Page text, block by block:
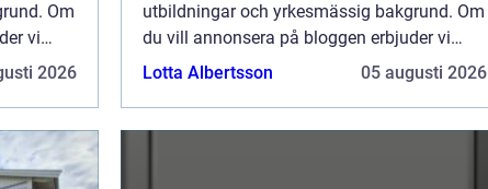
Om
vi
endast
2026
utbildningar och yrkesmässig bakgrund. Om
du vill annonsera på bloggen erbjuder vi
flera möjligheter. Bannerannonser är endast
Lotta Albertsson 05 augusti 2026